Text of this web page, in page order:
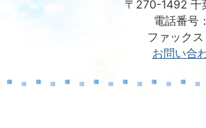
〒270-1492 千
電話番号
ファック
お問い合